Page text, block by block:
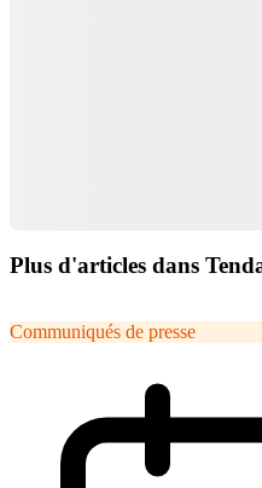
Plus d'articles dans
Communiqués de presse